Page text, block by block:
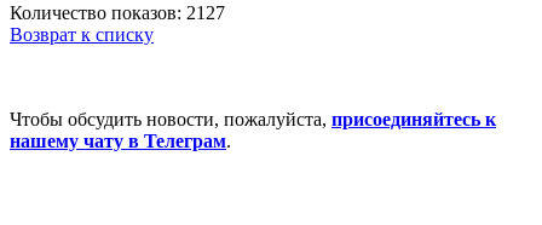
Количество показов: 2127
Возврат к списку
Чтобы обсудить новости, пожалуйста, присоединяйтесь к
нашему чату в Телеграм.